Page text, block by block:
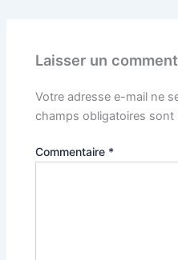
Laisser un
Votre adresse e-mail ne
champs obligatoires sont
Commentaire *